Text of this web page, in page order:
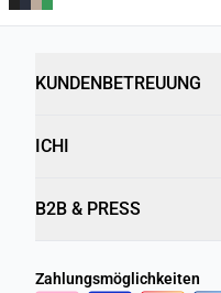
KUNDENBETREUUNG
ICHI
B2B & PRESS
Zahlungsmöglichkeiten